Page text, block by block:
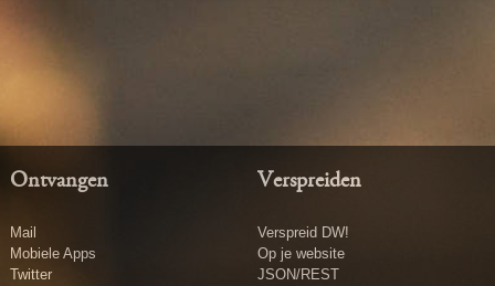
Ontvangen
Mail
Mobiele Apps
Twitter
Verspreiden
Verspreid DW!
Op je website
JSON/REST